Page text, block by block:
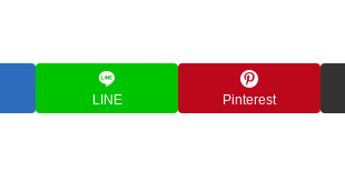
LINE Pinterest